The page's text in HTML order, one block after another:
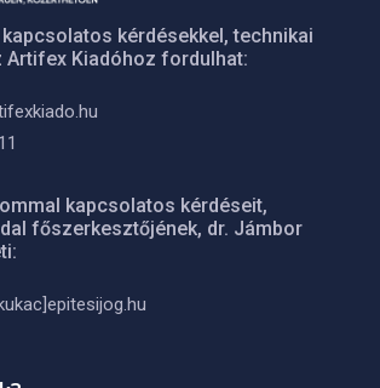
kérdésekkel, technikai
Artifex Kiadóhoz fordulhat:
kapcsolatos kérdéseit,
főszerkesztőjének, dr. Jámbor